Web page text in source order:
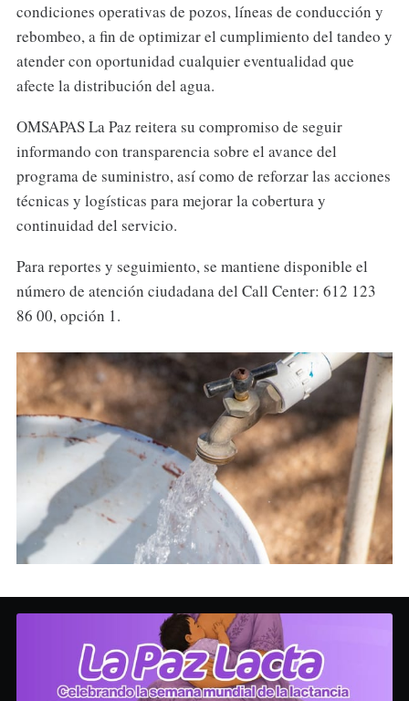
condiciones operativas de pozos, líneas de conducción y
rebombeo, a fin de optimizar el cumplimiento del tandeo y
atender con oportunidad cualquier eventualidad que
afecte la distribución del agua.
OMSAPAS La Paz reitera su compromiso de seguir
informando con transparencia sobre el avance del
programa de suministro, así como de reforzar las acciones
técnicas y logísticas para mejorar la cobertura y
continuidad del servicio.
Para reportes y seguimiento, se mantiene disponible el
número de atención ciudadana del Call Center: 612 123
86 00, opción 1.